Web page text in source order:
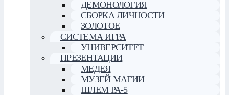
ДЕМОНОЛОГИЯ
СБОРКА ЛИЧНОСТИ
ЗОЛОТОЕ
СИСТЕМА ИГРА
УНИВЕРСИТЕТ
ПРЕЗЕНТАЦИИ
МЕДЕЯ
МУЗЕЙ МАГИИ
ШЛЕМ РА-5